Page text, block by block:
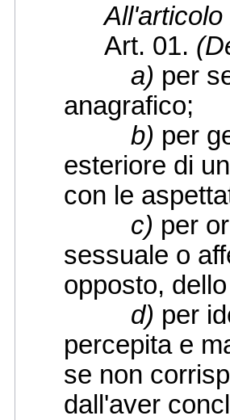
Art. 01.
a) per
anagrafico;
b) per
esteriore di
con le
c) per
sessuale o
opposto,
d) per
percepita e
se non
dall'aver